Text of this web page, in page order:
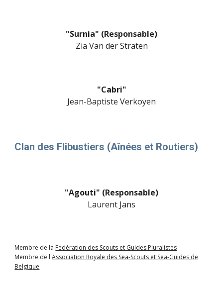
"Surnia" (Responsable)
Zia Van der Straten
"Cabri"
Jean-Baptiste Verkoyen
Clan des Flibustiers (Aînées et Routiers)
"Agouti" (Responsable)
Laurent Jans
Membre de la Fédération des Scouts et Guides Pluralistes
Membre de l'Association Royale des Sea-Scouts et Sea-Guides de
Belgique